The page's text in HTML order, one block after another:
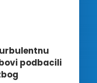
podbacili